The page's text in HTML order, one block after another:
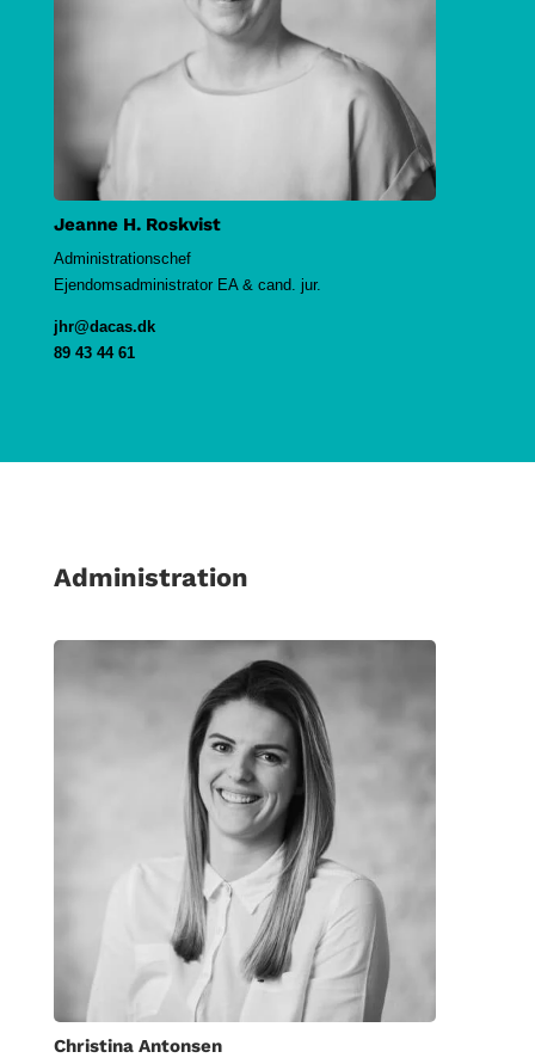
Jeanne H. Roskvist
Administrationschef
Ejendomsadministrator EA & cand. jur.
jhr@dacas.dk
89 43 44 61
Administration
Christina Antonsen